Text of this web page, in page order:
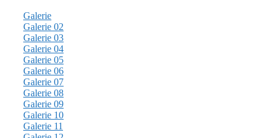
Galerie
Galerie 02
Galerie 03
Galerie 04
Galerie 05
Galerie 06
Galerie 07
Galerie 08
Galerie 09
Galerie 10
Galerie 11